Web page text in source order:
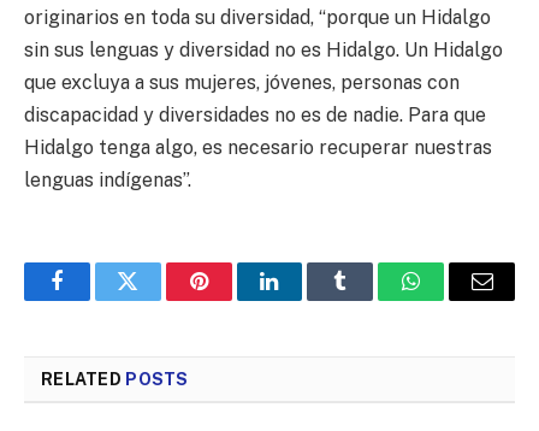
originarios en toda su diversidad, “porque un Hidalgo
sin sus lenguas y diversidad no es Hidalgo. Un Hidalgo
que excluya a sus mujeres, jóvenes, personas con
discapacidad y diversidades no es de nadie. Para que
Hidalgo tenga algo, es necesario recuperar nuestras
lenguas indígenas”.
FacebookTwitter PinterestLinkedInTumblr WhatsAppEmail
RELATED POSTS